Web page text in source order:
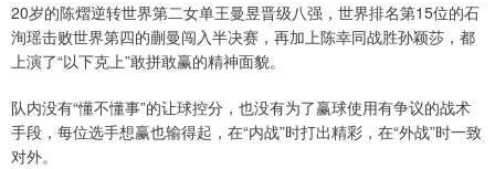
20岁的陈熠逆转世界第二女单王曼昱晋级八强，世界排名第15位的石
洵瑶击败世界第四的蒯曼闯入半决赛，再加上陈幸同战胜孙颖莎，都
上演了“以下克上”敢拼敢赢的精神面貌。
队内没有“懂不懂事”的让球控分，也没有为了赢球使用有争议的战术
手段，每位选手想赢也输得起，在“内战”时打出精彩，在“外战”时一致
对外。